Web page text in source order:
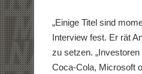
„Einige Titel sind
Interview fest. Er rät
zu setzen.
Coca-Cola, Microsoft